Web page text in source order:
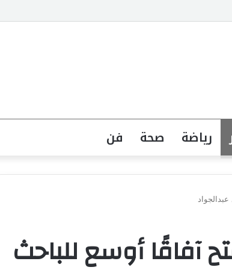
يتصدر قائمة أشهر أطباء تجميل الأسنان في مصر
رياضة صحة فن
آفاقًا أوسع للباحث